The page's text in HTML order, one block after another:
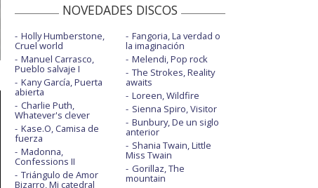
NOVEDADES DISCOS
Holly Humberstone,
Cruel world
Manuel Carrasco,
Pueblo salvaje I
Kany García, Puerta
abierta
Charlie Puth,
Whatever's clever
Kase.O, Camisa de
fuerza
Madonna,
Confessions II
Triángulo de Amor
Bizarro, Mi catedral
Fangoria, La verdad o
la imaginación
Melendi, Pop rock
The Strokes, Reality
awaits
Loreen, Wildfire
Sienna Spiro, Visitor
Bunbury, De un siglo
anterior
Shania Twain, Little
Miss Twain
Gorillaz, The
mountain